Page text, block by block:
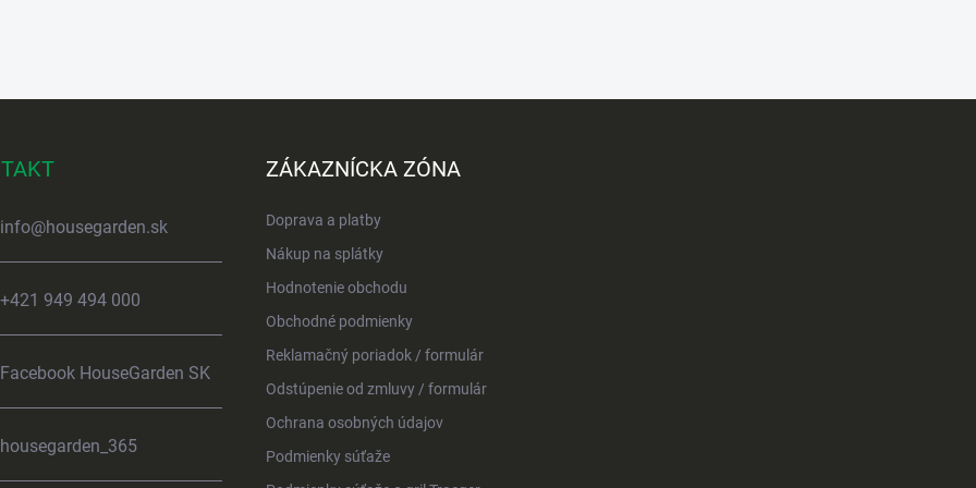
info@housegarden.sk
+421 949 494 000
Facebook HouseGarden SK
housegarden_365
ZÁKAZNÍCKA ZÓNA
Doprava a platby
Nákup na splátky
Hodnotenie obchodu
Obchodné podmienky
Reklamačný poriadok / formulár
Odstúpenie od zmluvy / formulár
Ochrana osobných údajov
Podmienky súťaže